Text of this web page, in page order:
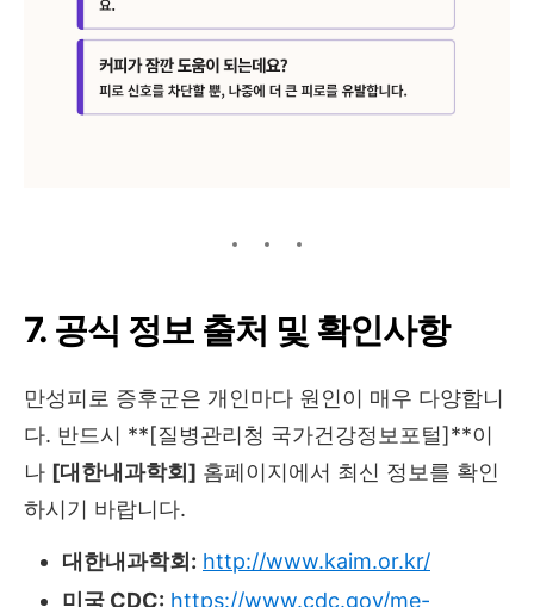
7. 공식 정보 출처 및 확인사항
만성피로 증후군은 개인마다 원인이 매우 다양합니
다. 반드시 **[질병관리청 국가건강정보포털]**이
나 [대한내과학회] 홈페이지에서 최신 정보를 확인
하시기 바랍니다.
대한내과학회: http://www.kaim.or.kr/
미국 CDC: https://www.cdc.gov/me-